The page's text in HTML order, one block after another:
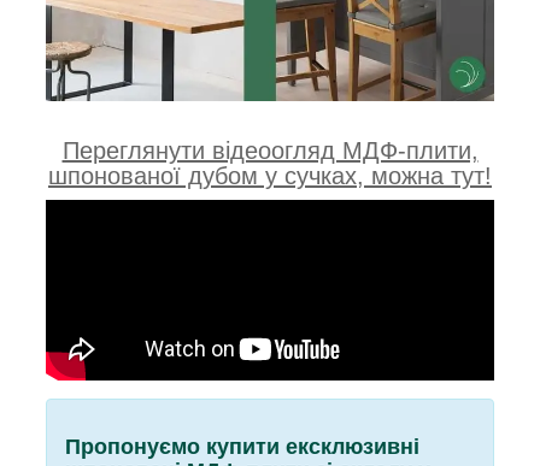
Переглянути відеоогляд МДФ-плити,
шпонованої дубом у сучках, можна тут!
Пропонуємо купити ексклюзивні